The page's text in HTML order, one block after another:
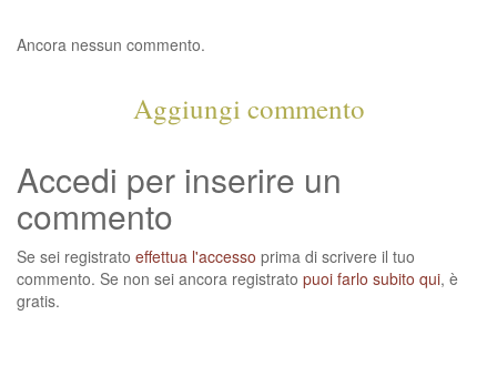
Ancora nessun commento.
Aggiungi commento
Accedi per inserire un
commento
Se sei registrato effettua l'accesso prima di scrivere il tuo
commento. Se non sei ancora registrato puoi farlo subito qui, è
gratis.